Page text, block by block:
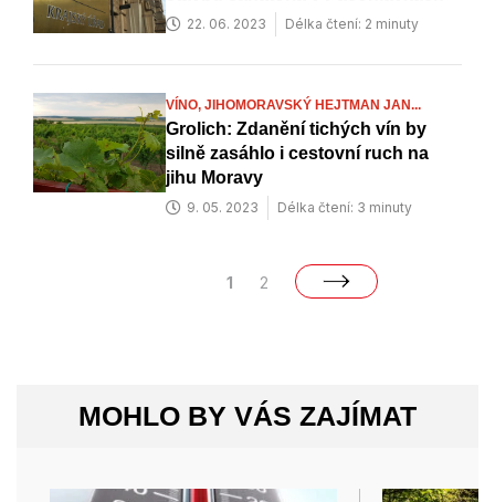
22. 06. 2023 Délka čtení: 2 minuty
VÍNO, JIHOMORAVSKÝ HEJTMAN JAN...
Grolich: Zdanění tichých vín by
silně zasáhlo i cestovní ruch na
jihu Moravy
9. 05. 2023 Délka čtení: 3 minuty
1 2
MOHLO BY VÁS ZAJÍMAT